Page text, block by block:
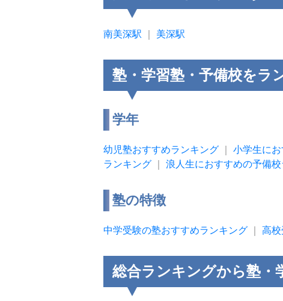
南美深駅 美深駅
塾・学習塾・予備校をラ
学年
幼児塾おすすめランキング 小学生に
ランキング
浪人生におすすめの予備
塾の特徴
中学受験の塾おすすめランキング 高
総合ランキングから塾・